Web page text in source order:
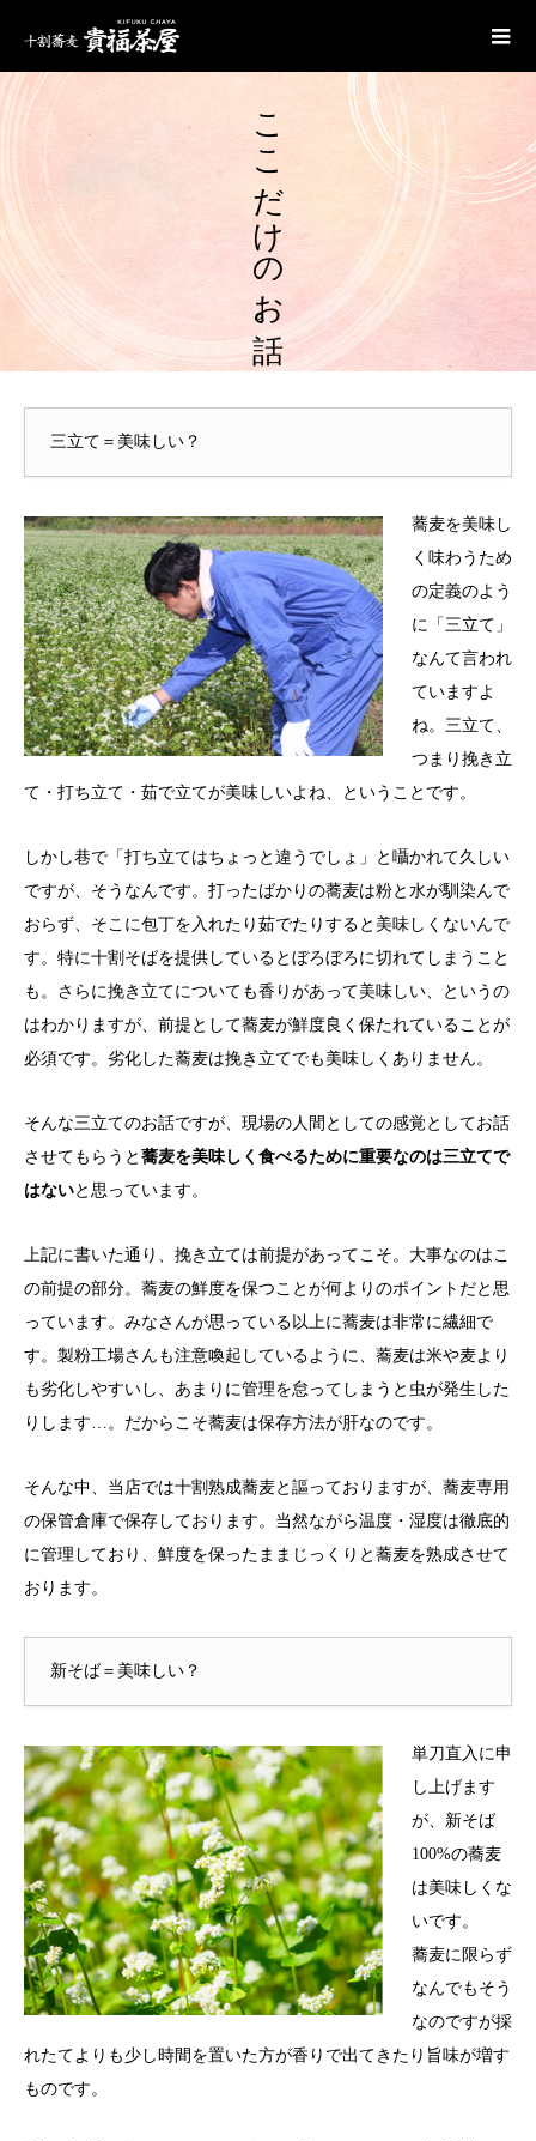
ここだけのお話。
三立て＝美味しい？
蕎麦を美味し
く味わうため
の定義のよう
に「三立て」
なんて言われ
ていますよ
ね。三立て、
つまり挽き立
て・打ち立て・茹で立てが美味しいよね、ということです。
しかし巷で「打ち立てはちょっと違うでしょ」と囁かれて久しい
ですが、そうなんです。打ったばかりの蕎麦は粉と水が馴染んで
おらず、そこに包丁を入れたり茹でたりすると美味しくないんで
す。特に十割そばを提供しているとぼろぼろに切れてしまうこと
も。さらに挽き立てについても香りがあって美味しい、というの
はわかりますが、前提として蕎麦が鮮度良く保たれていることが
必須です。劣化した蕎麦は挽き立てでも美味しくありません。
そんな三立てのお話ですが、現場の人間としての感覚としてお話
させてもらうと 蕎麦を美味しく食べるために重要なのは三立てで
はないと思っています。
上記に書いた通り、挽き立ては前提があってこそ。大事なのはこ
の前提の部分。蕎麦の鮮度を保つことが何よりのポイントだと思
っています。みなさんが思っている以上に蕎麦は非常に繊細で
す。製粉工場さんも注意喚起しているように、蕎麦は米や麦より
も劣化しやすいし、あまりに管理を怠ってしまうと虫が発生した
りします…。だからこそ蕎麦は保存方法が肝なのです。
そんな中、当店では十割熟成蕎麦と謳っておりますが、蕎麦専用
の保管倉庫で保存しております。当然ながら温度・湿度は徹底的
に管理しており、鮮度を保ったままじっくりと蕎麦を熟成させて
おります。
新そば＝美味しい？
単刀直入に申
し上げます
が、新そば
100%の蕎麦
は美味しくな
いです。
蕎麦に限らず
なんでもそう
なのですが採
れたてよりも少し時間を置いた方が香りで出てきたり旨味が増す
ものです。